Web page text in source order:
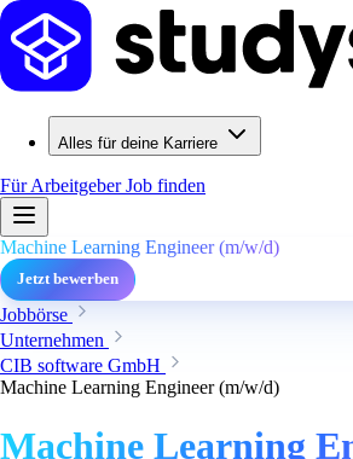
Alles für deine Karriere
Für ArbeitgeberJob finden
Machine Learning Engineer (m/w/d)
Jetzt bewerben
Jobbörse
Unternehmen
CIB software GmbH
Machine Learning Engineer (m/w/d)
Machine Learning